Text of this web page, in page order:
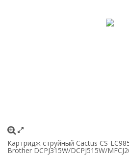
Картридж струйный Cactus CS-
Brother DCPJ315W/DCPJ515W/